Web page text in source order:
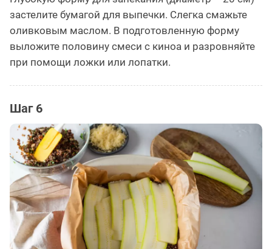
застелите бумагой для выпечки. Слегка смажьте
оливковым маслом. В подготовленную форму
выложите половину смеси с киноа и разровняйте
при помощи ложки или лопатки.
Шаг 6